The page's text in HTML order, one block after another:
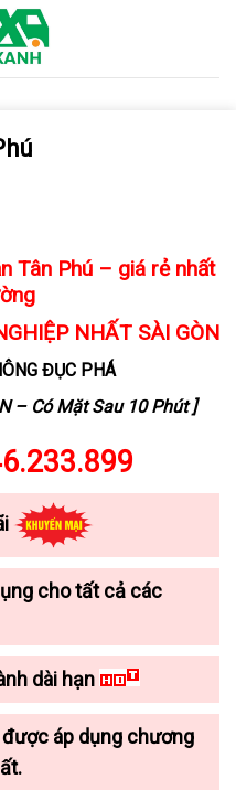
Tân Phú – giá rẻ nhất
NHẤT SÀI GÒN
ĐỤC PHÁ
– Có Mặt Sau 10 Phút ]
cho tất cả các
dài hạn
áp dụng chương